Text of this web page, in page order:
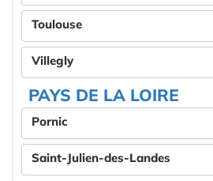
Toulouse
Villegly
PAYS DE LA LOIRE
Pornic
Saint-Julien-des-Landes